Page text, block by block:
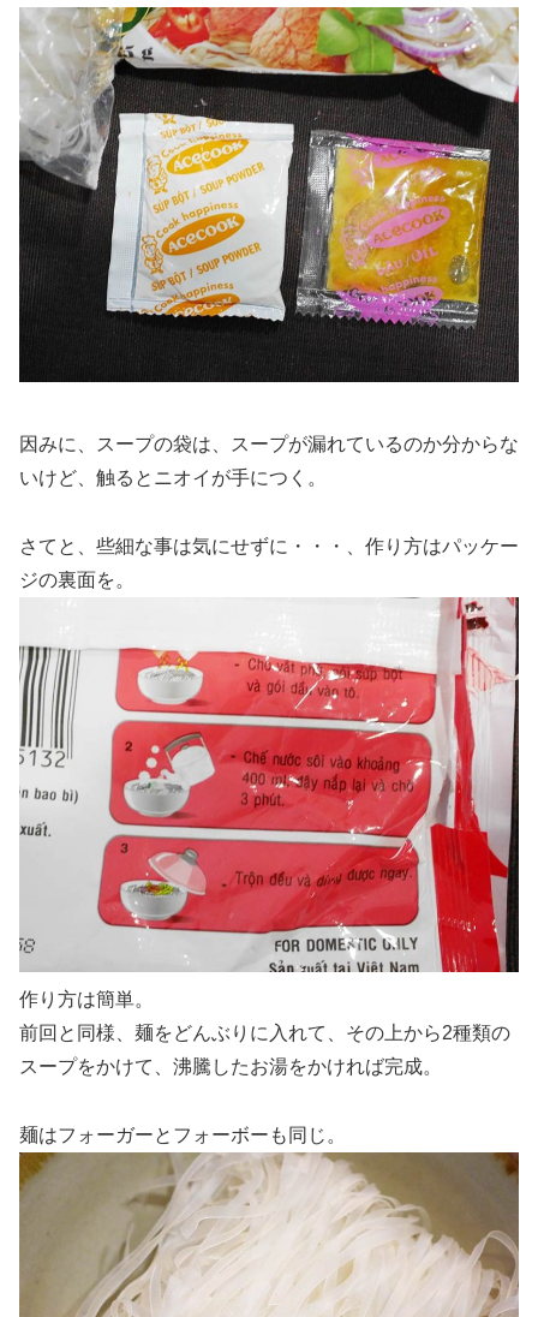
因みに、スープの袋は、スープが漏れているのか分からな
いけど、触るとニオイが手につく。
さてと、些細な事は気にせずに・・・、作り方はパッケー
ジの裏面を。
作り方は簡単。
前回と同様、麺をどんぶりに入れて、その上から2種類の
スープをかけて、沸騰したお湯をかければ完成。
麺はフォーガーとフォーボーも同じ。